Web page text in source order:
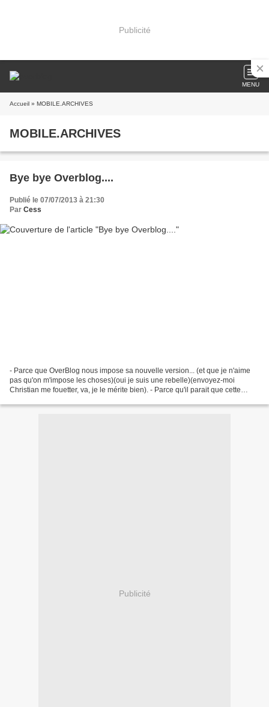
Publicité
MENU
Accueil » MOBILE.ARCHIVES
MOBILE.ARCHIVES
Bye bye Overblog....
Publié le 07/07/2013 à 21:30
Par Cess
- Parce que OverBlog nous impose sa nouvelle version... (et que je n'aime
pas qu'on m'impose les choses)(oui je suis une rebelle)(envoyez-moi
Christian me fouetter, va, je le mérite bien). - Parce qu'il parait que cette
Publicité